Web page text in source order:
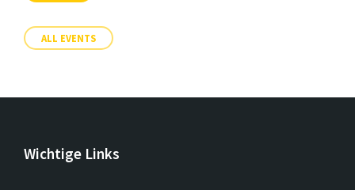
ALL EVENTS
Wichtige Links